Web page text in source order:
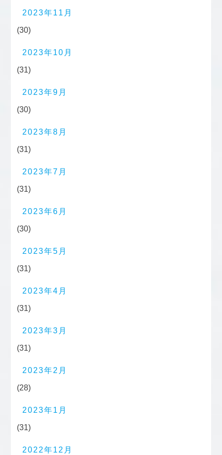
2023年11月
(30)
2023年10月
(31)
2023年9月
(30)
2023年8月
(31)
2023年7月
(31)
2023年6月
(30)
2023年5月
(31)
2023年4月
(31)
2023年3月
(31)
2023年2月
(28)
2023年1月
(31)
2022年12月